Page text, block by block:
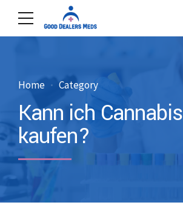
Home Category
Kann ich Cannabis
kaufen?